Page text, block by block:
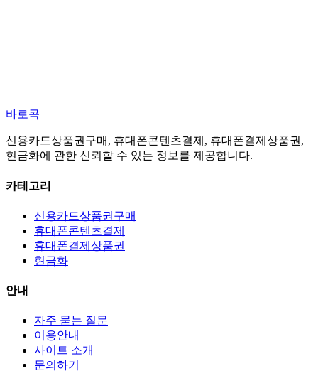
바로콕
신용카드상품권구매, 휴대폰콘텐츠결제, 휴대폰결제상품권,
현금화에 관한 신뢰할 수 있는 정보를 제공합니다.
카테고리
신용카드상품권구매
휴대폰콘텐츠결제
휴대폰결제상품권
현금화
안내
자주 묻는 질문
이용안내
사이트 소개
문의하기